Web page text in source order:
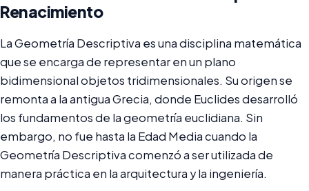
Renacimiento
La Geometría Descriptiva es una disciplina matemática
que se encarga de representar en un plano
bidimensional objetos tridimensionales. Su origen se
remonta a la antigua Grecia, donde Euclides desarrolló
los fundamentos de la geometría euclidiana. Sin
embargo, no fue hasta la Edad Media cuando la
Geometría Descriptiva comenzó a ser utilizada de
manera práctica en la arquitectura y la ingeniería.